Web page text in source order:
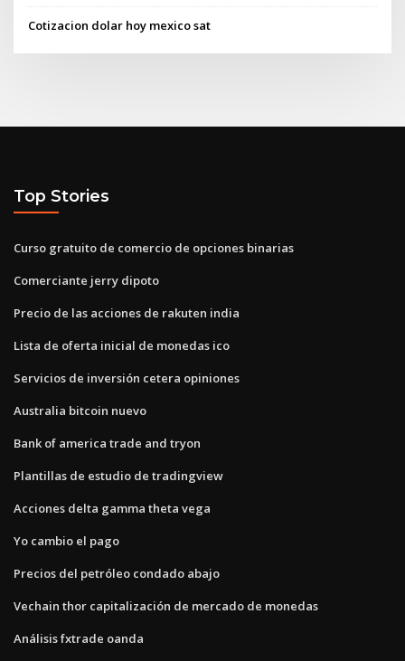
Cotizacion dolar hoy mexico sat
Top Stories
Curso gratuito de comercio de opciones binarias
Comerciante jerry dipoto
Precio de las acciones de rakuten india
Lista de oferta inicial de monedas ico
Servicios de inversión cetera opiniones
Australia bitcoin nuevo
Bank of america trade and tryon
Plantillas de estudio de tradingview
Acciones delta gamma theta vega
Yo cambio el pago
Precios del petróleo condado abajo
Vechain thor capitalización de mercado de monedas
Análisis fxtrade oanda